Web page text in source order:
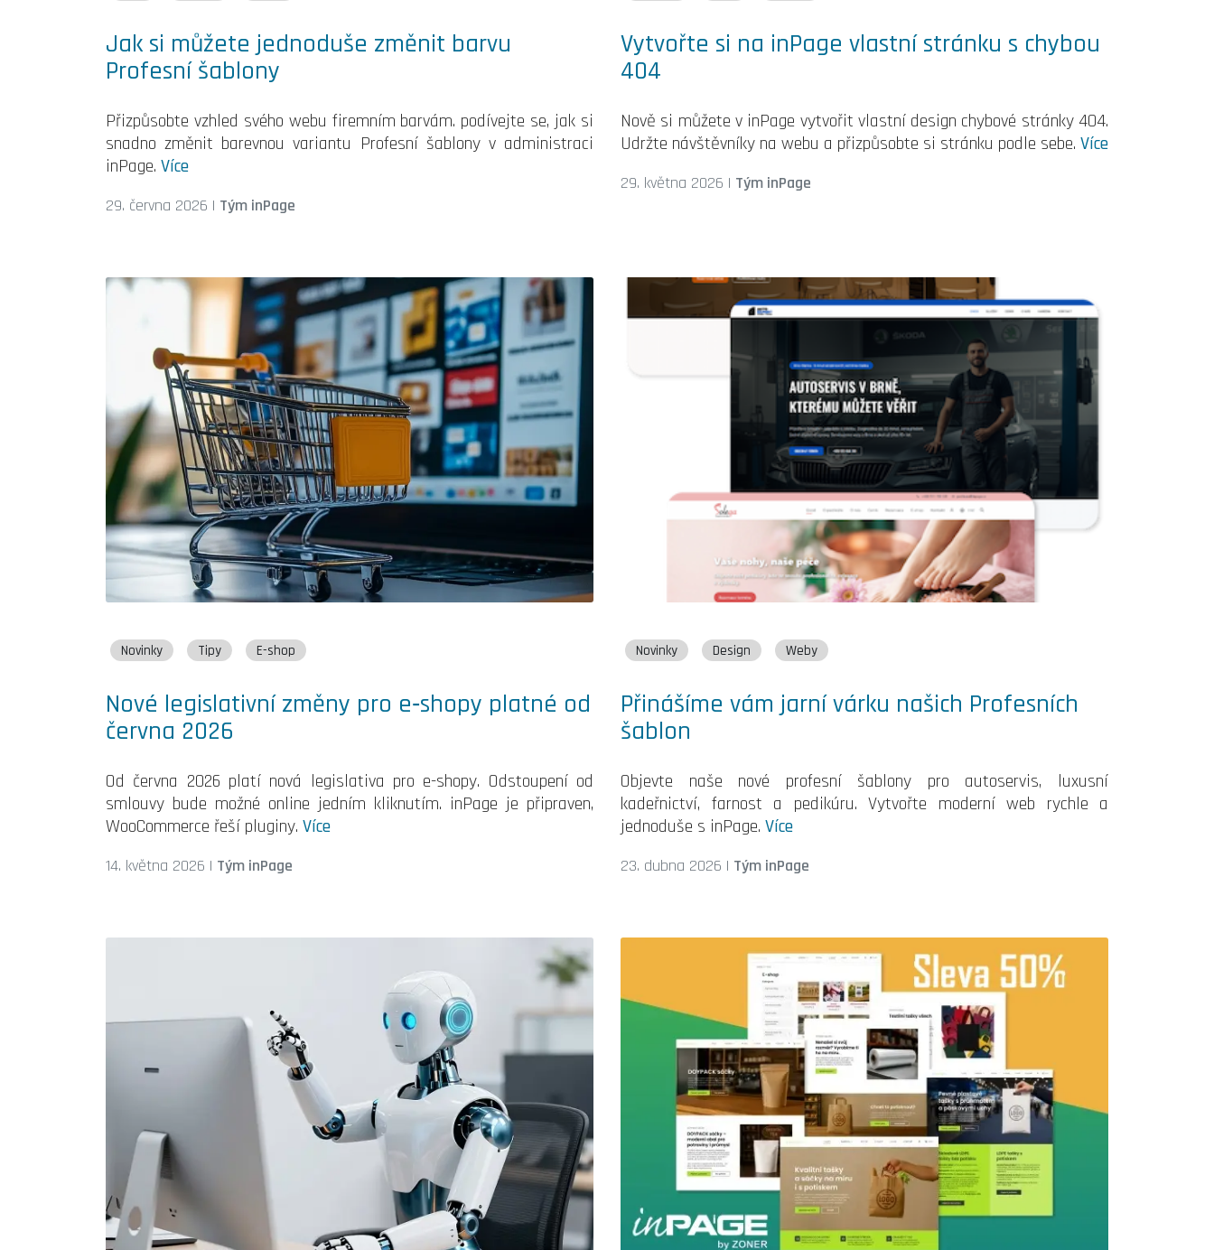
Jak si můžete jednoduše změnit barvu
Profesní šablony
Přizpůsobte vzhled svého webu firemním barvám. podívejte se, jak si
snadno změnit barevnou variantu Profesní šablony v administraci
inPage. Více
29. června 2026 | Tým inPage
Vytvořte si na inPage vlastní stránku s chybou
404
Nově si můžete v inPage vytvořit vlastní design chybové stránky 404.
Udržte návštěvníky na webu a přizpůsobte si stránku podle sebe. Více
29. května 2026 | Tým inPage
Novinky Tipy E-shop
Nové legislativní změny pro e‑shopy platné od
června 2026
Od června 2026 platí nová legislativa pro e-shopy. Odstoupení od
smlouvy bude možné online jedním kliknutím. inPage je připraven,
WooCommerce řeší pluginy. Více
14. května 2026 | Tým inPage
Novinky Design Weby
Přinášíme vám jarní várku našich Profesních
šablon
Objevte naše nové profesní šablony pro autoservis, luxusní
kadeřnictví, farnost a pedikúru. Vytvořte moderní web rychle a
jednoduše s inPage. Více
23. dubna 2026 | Tým inPage